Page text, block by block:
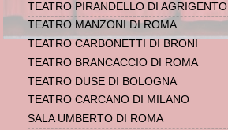
TEATRO PIRANDELLO DI AGRIGENTO
TEATRO MANZONI DI ROMA
TEATRO CARBONETTI DI BRONI
TEATRO BRANCACCIO DI ROMA
TEATRO DUSE DI BOLOGNA
TEATRO CARCANO DI MILANO
SALA UMBERTO DI ROMA